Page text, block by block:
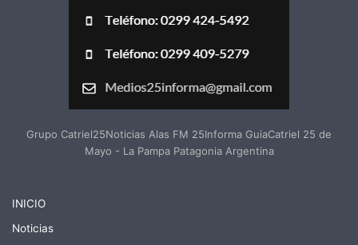
Grupo Catriel25Noticias Alas FM 25Informa GuiaCatriel 25 de
Mayo - La Pampa Patagonia Argentina
INICIO
Noticias